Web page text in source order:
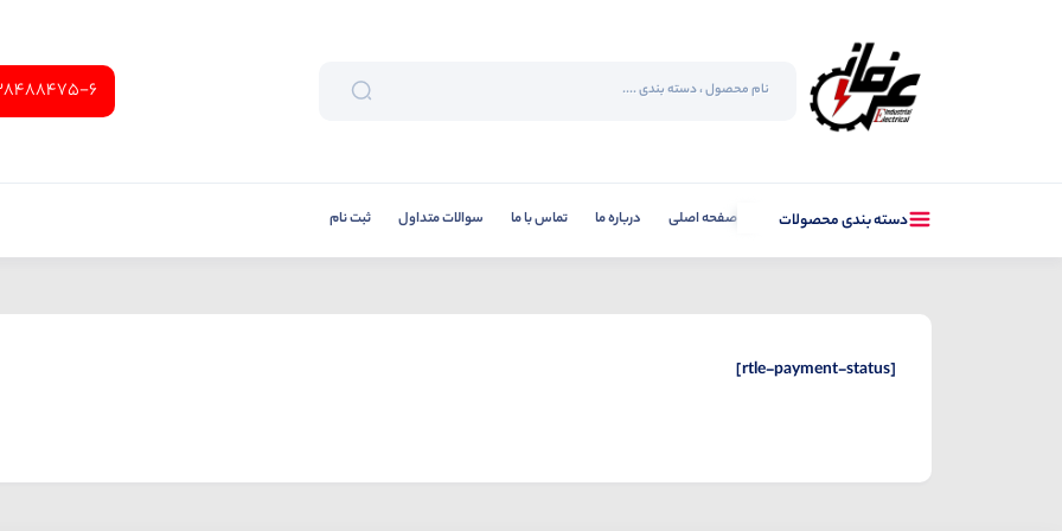
6
دسته بندی محصولات صفحه اصلی درباره ما تماس با ما سوالات متداول ثبت نام
[rtle-payment-status]